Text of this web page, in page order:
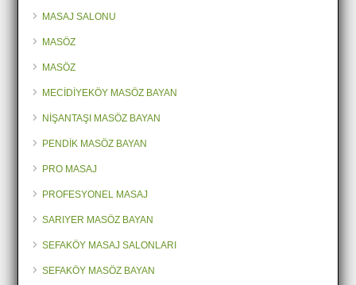
MASAJ SALONU
MASÖZ
MASÖZ
MECİDİYEKÖY MASÖZ BAYAN
NİŞANTAŞI MASÖZ BAYAN
PENDİK MASÖZ BAYAN
PRO MASAJ
PROFESYONEL MASAJ
SARIYER MASÖZ BAYAN
SEFAKÖY MASAJ SALONLARI
SEFAKÖY MASÖZ BAYAN